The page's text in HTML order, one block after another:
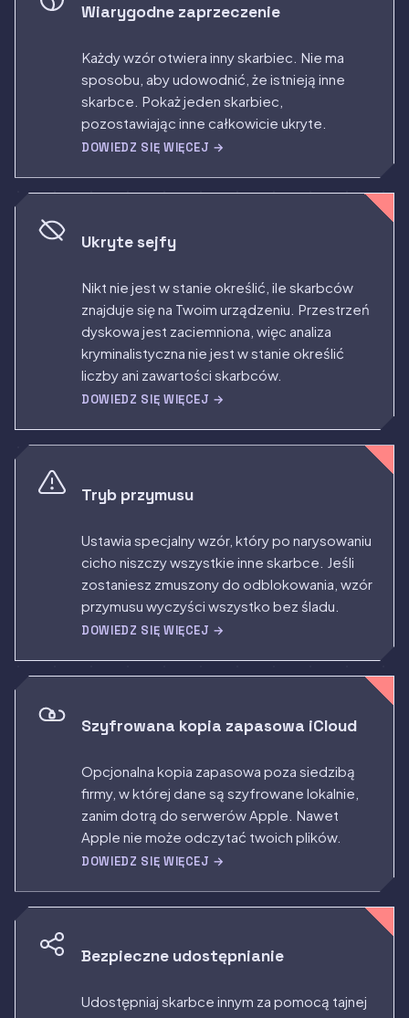
Wiarygodne zaprzeczenie
Każdy wzór otwiera inny skarbiec. Nie ma
sposobu, aby udowodnić, że istnieją inne
skarbce. Pokaż jeden skarbiec,
pozostawiając inne całkowicie ukryte.
DOWIEDZ SIĘ WIĘCEJ →
Ukryte sejfy
Nikt nie jest w stanie określić, ile skarbców
znajduje się na Twoim urządzeniu. Przestrzeń
dyskowa jest zaciemniona, więc analiza
kryminalistyczna nie jest w stanie określić
liczby ani zawartości skarbców.
DOWIEDZ SIĘ WIĘCEJ →
Tryb przymusu
Ustawia specjalny wzór, który po narysowaniu
cicho niszczy wszystkie inne skarbce. Jeśli
zostaniesz zmuszony do odblokowania, wzór
przymusu wyczyści wszystko bez śladu.
DOWIEDZ SIĘ WIĘCEJ →
Szyfrowana kopia zapasowa iCloud
Opcjonalna kopia zapasowa poza siedzibą
firmy, w której dane są szyfrowane lokalnie,
zanim dotrą do serwerów Apple. Nawet
Apple nie może odczytać twoich plików.
DOWIEDZ SIĘ WIĘCEJ →
Bezpieczne udostępnianie
Udostępniaj skarbce innym za pomocą tajnej